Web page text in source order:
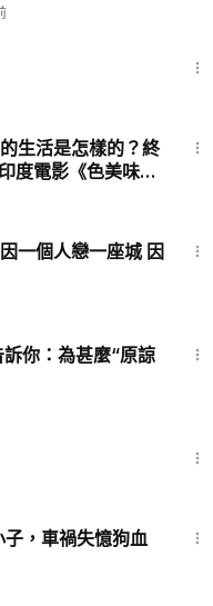
生活是怎樣的？終
度電影《色美味
個人戀一座城 因
你：為甚麼“原諒
，車禍失憶狗血